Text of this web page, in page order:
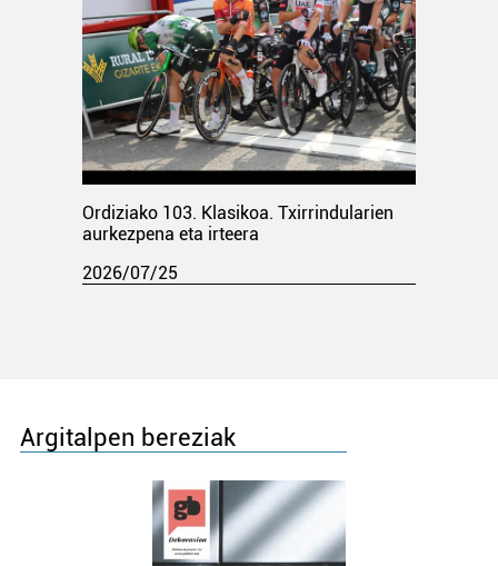
Ordiziako 103. Klasikoa. Txirrindularien
aurkezpena eta irteera
2026/07/25
Argitalpen bereziak